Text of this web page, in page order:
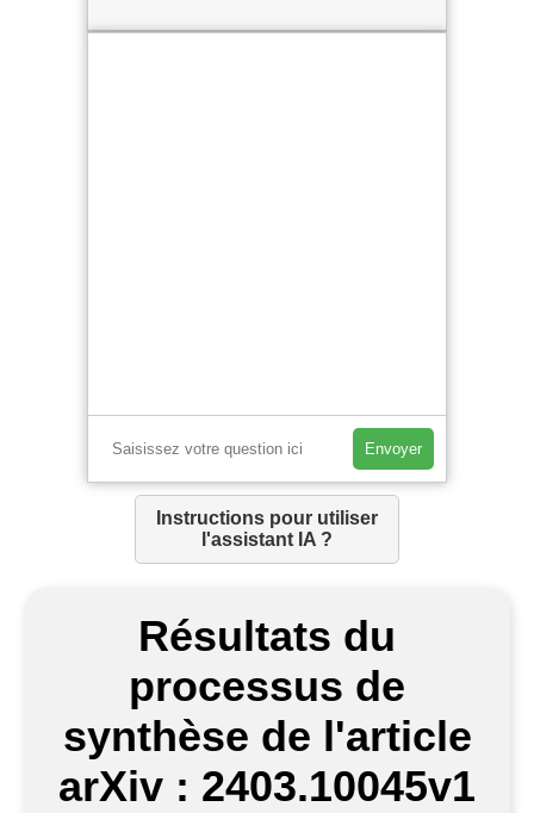
Envoyer
Instructions pour utiliser
l'assistant IA ?
Résultats du
processus de
synthèse de l'article
arXiv : 2403.10045v1